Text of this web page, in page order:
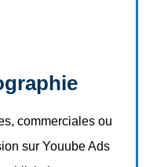
commerciales ou
sur Youube Ads